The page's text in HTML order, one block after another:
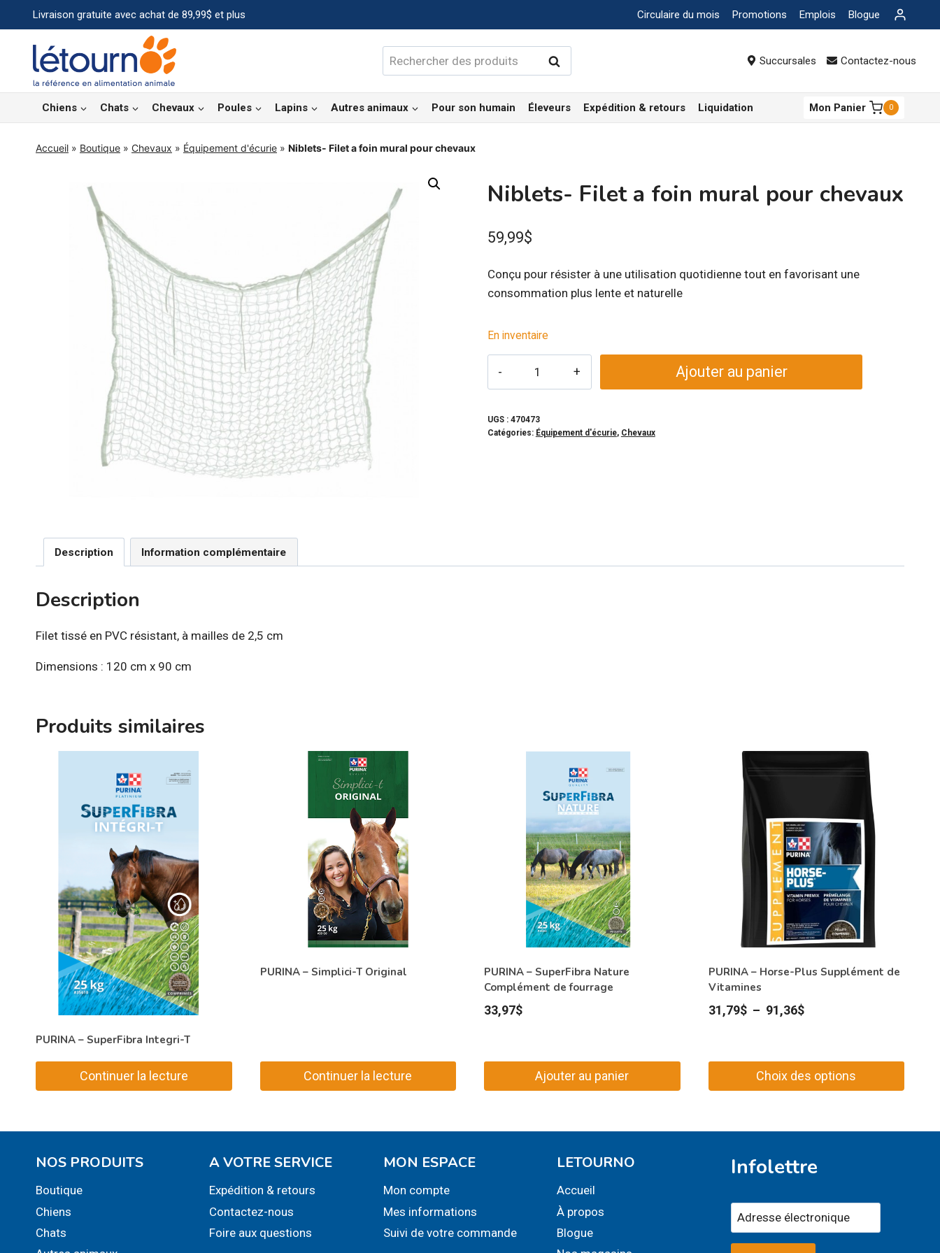
au
contenu
Livraison gratuite avec achat de 89,99$ et plus Circulaire du mois Promotions Emplois Blogue
Rechercher : Rechercher Succursales Contactez-nous
Chiens Chats Chevaux Poules Lapins Autres animaux Pour son humain Éleveurs Expédition & retours Liquidation Mon Panier 0
Accueil » Boutique » Chevaux » Équipement d'écurie » Niblets- Filet a foin mural pour chevaux
Niblets- Filet a foin mural pour chevaux
59,99$
Conçu pour résister à une utilisation quotidienne tout en favorisant une
consommation plus lente et naturelle
En inventaire
Filet
a
Ajouter au panier
UGS : 470473
Catégories: Équipement d'écurie, Chevaux
Description Information complémentaire
Description
Filet tissé en PVC résistant, à mailles de 2,5 cm
Dimensions : 120 cm x 90 cm
Produits similaires
PURINA – SuperFibra Integri-T
Continuer la lecture
PURINA – Simplici-T Original
Continuer la lecture
PURINA – SuperFibra Nature
Complément de fourrage
33,97$
Ajouter au panier
PURINA – Horse-Plus Supplément de
Vitamines
31,79$ – 91,36$Plage
31,79$
à
Choix des options
plusieurs
variations.
options
peuvent
NOS PRODUITS
Boutique
Chiens
Chats
A VOTRE SERVICE
Expédition & retours
Contactez-nous
Foire aux questions
MON ESPACE
Mon compte
Mes informations
Suivi de votre commande
LETOURNO
Accueil
À propos
Blogue
Infolettre